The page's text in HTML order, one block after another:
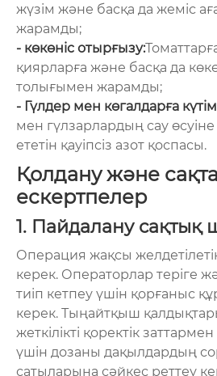
жүзім және басқа да жеміс
жарамды;
- көкөніс отырғызу:
қиярларға және басқа да
толығымен жарамды;
- Гүлдер мен көгалдарға
мен гүлзарлардың сау өсуіне
ететін қауіпсіз азот қоспасы.
Қолдану және
ескертпелер
1. Пайдалану сақтық
Операция жақсы
керек. Операторлар теріге
тиіп кетпеу үшін қорғаныс
керек. Тыңайтқыш
жеткілікті қоректік
үшін дозаны дақылдардың
сатыларына сәйкес реттеу